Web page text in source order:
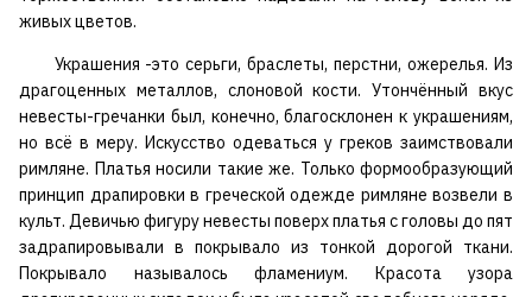
живых цветов.
Украшения -это серьги, браслеты, перстни, ожерелья. Из
драгоценных металлов, слоновой кости. Утончённый вкус
невесты-гречанки был, конечно, благосклонен к украшениям,
но всё в меру. Искусство одеваться у греков заимствовали
римляне. Платья носили такие же. Только формообразующий
принцип драпировки в греческой одежде римляне возвели в
культ. Девичью фигуру невесты поверх платья с головы до пят
задрапировывали в покрывало из тонкой дорогой ткани.
Покрывало называлось фламениум. Красота узора